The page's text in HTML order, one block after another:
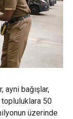
ayni bağışlar,
topluluklara 50
üzerinde